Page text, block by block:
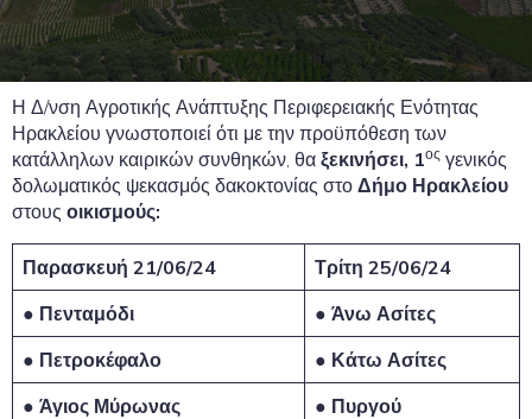
Η Δ/νση Αγροτικής Ανάπτυξης Περιφερειακής Ενότητας
Ηρακλείου γνωστοποιεί ότι με την προϋπόθεση των
κατάλληλων καιρικών συνθηκών, θα ξεκινήσει, 1ος γενικός
δολωματικός ψεκασμός δακοκτονίας στο Δήμο Ηρακλείου
στους οικισμούς:
Παρασκευή 21/06/24
Τρίτη 25/06/24
● Πενταμόδι
● Άνω Ασίτες
● Πετροκέφαλο
● Κάτω Ασίτες
● Άγιος Μύρωνας
● Πυργού